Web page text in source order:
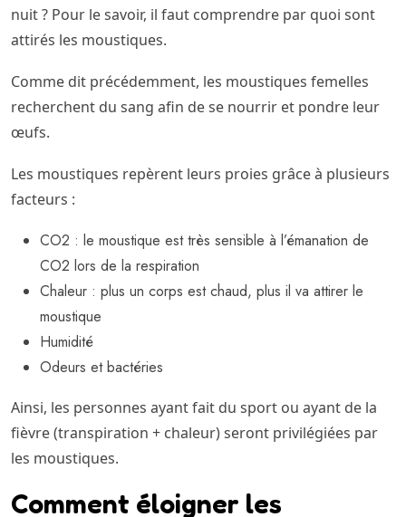
nuit ? Pour le savoir, il faut comprendre par quoi sont
attirés les moustiques.
Comme dit précédemment, les moustiques femelles
recherchent du sang afin de se nourrir et pondre leur
œufs.
Les moustiques repèrent leurs proies grâce à plusieurs
facteurs :
CO2 : le moustique est très sensible à l’émanation de
CO2 lors de la respiration
Chaleur : plus un corps est chaud, plus il va attirer le
moustique
Humidité
Odeurs et bactéries
Ainsi, les personnes ayant fait du sport ou ayant de la
fièvre (transpiration + chaleur) seront privilégiées par
les moustiques.
Comment éloigner les